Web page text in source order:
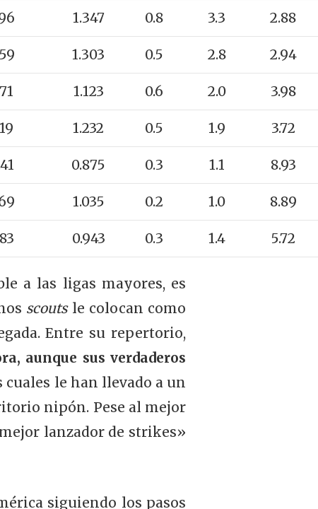
1.347 0.8 3.3 2.88
1.303 0.5 2.8 2.94
1.123 0.6 2.0 3.98
1.232 0.5 1.9 3.72
0.875 0.3 1.1 8.93
1.035 0.2 1.0 8.89
0.943 0.3 1.4 5.72
a las ligas mayores, es
scoutsle colocan como
Entre su repertorio,
aunque sus verdaderos
cuales le han llevado a un
nipón. Pese al mejor
lanzador de strikes»
siguiendo los pasos